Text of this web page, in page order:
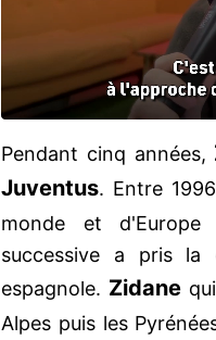
Pendant cinq années,
Juventus. Entre
monde et
successive a pris la
espagnole. Zidane
Alpes puis les